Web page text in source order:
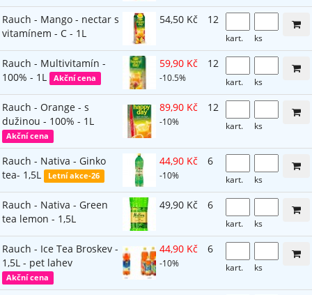
Rauch - Mango - nectar s
vitamínem - C - 1L
54,50 Kč 12
kart. ks
Rauch - Multivitamín -
100% - 1L
Akční cena
59,90 Kč
-10.5%
12
kart. ks
Rauch - Orange - s
dužinou - 100% - 1L
Akční cena
89,90 Kč
-10%
12
kart. ks
Rauch - Nativa - Ginko
tea- 1,5L
Letní akce-26
44,90 Kč
-10%
6
kart. ks
Rauch - Nativa - Green
tea lemon - 1,5L
49,90 Kč 6
kart. ks
Rauch - Ice Tea Broskev -
1,5L - pet lahev
Akční cena
44,90 Kč
-10%
6
kart. ks